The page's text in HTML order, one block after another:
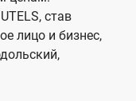
став
лицо и бизнес,